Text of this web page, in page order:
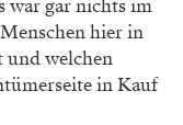
war gar nichts im
hier in
und welchen
in Kauf